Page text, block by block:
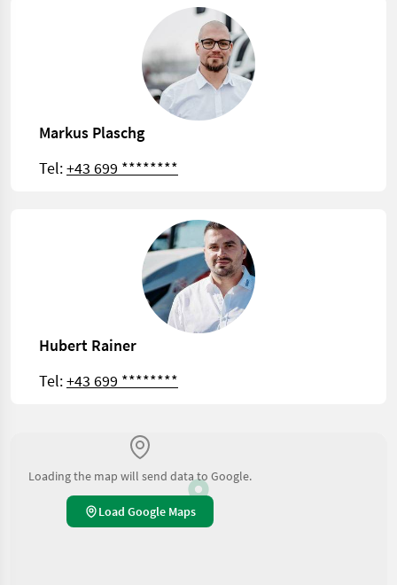
Markus Plaschg
Tel:+43 699 ********
Hubert Rainer
Tel:+43 699 ********
Loading the map will send data to Google.
Load Google Maps